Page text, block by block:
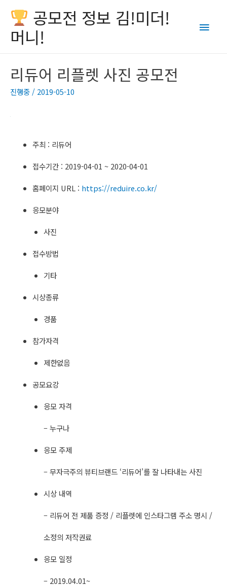
공모전 정보 김!미더!
머니!
Main
리듀어 리플렛 사진 공모전
진행중 / 2019-05-10
주최 : 리듀어
접수기간 : 2019-04-01 ~ 2020-04-01
홈페이지 URL : https://reduire.co.kr/
응모분야
사진
접수방법
기타
시상종류
경품
참가자격
제한없음
공모요강
응모 자격
– 누구나
응모 주제
– 무자극주의 뷰티브랜드 ‘리듀어’를 잘 나타내는 사진
시상 내역
– 리듀어 전 제품 증정 / 리플렛에 인스타그램 주소 명시 /
소정의 저작권료
응모 일정
– 2019.04.01~